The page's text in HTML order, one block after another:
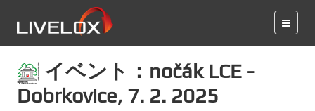
イベント：nočák LCE -
Dobrkovice, 7. 2. 2025